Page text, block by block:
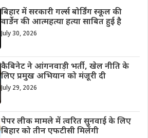
बिहार में सरकारी गर्ल्स बोर्डिंग स्कूल की
वार्डेन की आत्महत्या हत्या साबित हुई है
July 30, 2026
कैबिनेट ने आंगनवाड़ी भर्ती, खेल नीति के
लिए प्रमुख अभियान को मंजूरी दी
July 29, 2026
पेपर लीक मामले में त्वरित सुनवाई के लिए
बिहार को तीन एफटीसी मिलेंगी